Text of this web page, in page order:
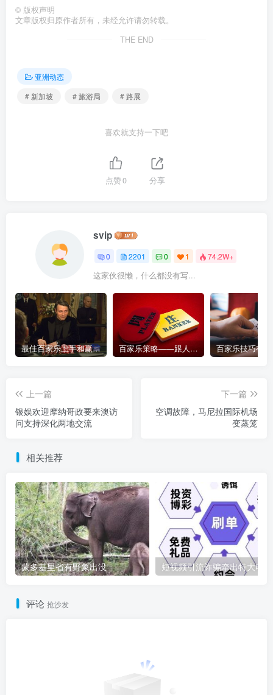
© 版权声明
文章版权归原作者所有，未经允许请勿转载。
THE END
亚洲动态
# 新加坡
# 旅游局 # 路展
喜欢就支持一下吧
点赞0 分享
svip
0 2201 0 1 74.2W+
这家伙很懒，什么都没有写...
最佳百家乐上手和赢钱指南 – 终极版 百家乐策略——跟人胜过跟路
上一篇
银娱欢迎摩纳哥政要来澳访
问支持深化两地交流
下一篇
空调故障，马尼拉国际机场
变蒸笼
相关推荐
蒙多基里省有野象出没
评论 抢沙发